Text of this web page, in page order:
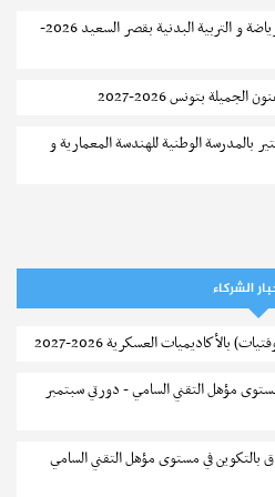
بالقصرين : دورة سبتمبر
شهادة المهارة بمنظومة التكوين
بالجيش ؟
تسجيل طلبة المعهد العالي للرياضة و التربية البدنية بقصر السعيد 2026-
بتونس 2026-2027
بالمدرسة الوطنية للهندسة المعمارية و
والتكنولوجيا بالقيروان : الترشح للماجستير
الموضة بالمنستير 2026-2027
العالي لعلوم و تقنيات المياه بقابس
الشركاء
بالأكاديميات العسكرية 2026-2027
مستوى مؤهل التقني السامي - دورتي سبتمبر
بالتكوين في مستوى مؤهل التقني السامي